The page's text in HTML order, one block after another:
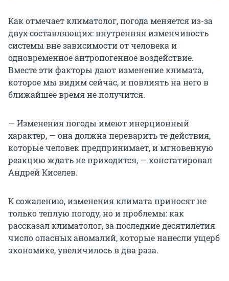
Как отмечает климатолог, погода меняется из-за
двух составляющих: внутренняя изменчивость
системы вне зависимости от человека и
одновременное антропогенное воздействие.
Вместе эти факторы дают изменение климата,
которое мы видим сейчас, и повлиять на него в
ближайшее время не получится.
— Изменения погоды имеют инерционный
характер, — она должна переварить те действия,
которые человек предпринимает, и мгновенную
реакцию ждать не приходится, — констатировал
Андрей Киселев.
К сожалению, изменения климата приносят не
только теплую погоду, но и проблемы: как
рассказал климатолог, за последние десятилетия
число опасных аномалий, которые нанесли ущерб
экономике, увеличилось в два раза.